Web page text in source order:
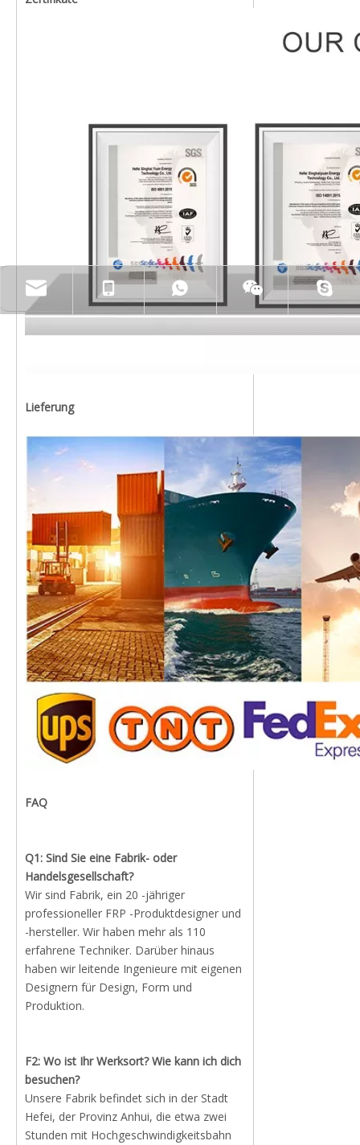
Lieferung
FAQ
Q1: Sind Sie eine Fabrik- oder
Handelsgesellschaft?
Wir sind Fabrik, ein 20 -jähriger
professioneller FRP -Produktdesigner und
-hersteller. Wir haben mehr als 110
erfahrene Techniker. Darüber hinaus
haben wir leitende Ingenieure mit eigenen
Designern für Design, Form und
Produktion.
F2: Wo ist Ihr Werksort? Wie kann ich dich
besuchen?
Unsere Fabrik befindet sich in der Stadt
Hefei, der Provinz Anhui, die etwa zwei
Stunden mit Hochgeschwindigkeitsbahn